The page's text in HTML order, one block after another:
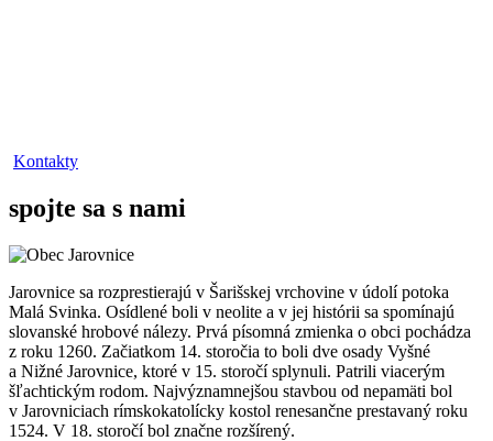
Kontakty
spojte sa s nami
Jarovnice sa rozprestierajú v Šarišskej vrchovine v údolí potoka
Malá Svinka. Osídlené boli v neolite a v jej histórii sa spomínajú
slovanské hrobové nálezy. Prvá písomná zmienka o obci pochádza
z roku 1260. Začiatkom 14. storočia to boli dve osady Vyšné
a Nižné Jarovnice, ktoré v 15. storočí splynuli. Patrili viacerým
šľachtickým rodom. Najvýznamnejšou stavbou od nepamäti bol
v Jarovniciach rímskokatolícky kostol renesančne prestavaný roku
1524. V 18. storočí bol značne rozšírený.